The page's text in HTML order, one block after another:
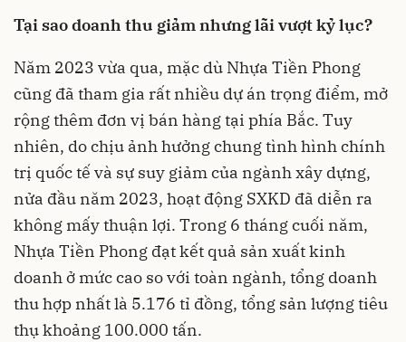
Tại sao doanh thu giảm nhưng lãi vượt kỷ lục?
Năm 2023 vừa qua, mặc dù Nhựa Tiền Phong
cũng đã tham gia rất nhiều dự án trọng điểm, mở
rộng thêm đơn vị bán hàng tại phía Bắc. Tuy
nhiên, do chịu ảnh hưởng chung tình hình chính
trị quốc tế và sự suy giảm của ngành xây dựng,
nửa đầu năm 2023, hoạt động SXKD đã diễn ra
không mấy thuận lợi. Trong 6 tháng cuối năm,
Nhựa Tiền Phong đạt kết quả sản xuất kinh
doanh ở mức cao so với toàn ngành, tổng doanh
thu hợp nhất là 5.176 tỉ đồng, tổng sản lượng tiêu
thụ khoảng 100.000 tấn.